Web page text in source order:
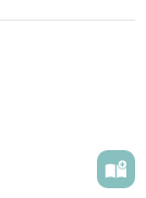
ずっと独りで生